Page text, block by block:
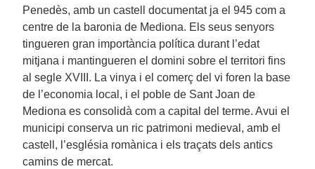
Penedès, amb un castell documentat ja el 945 com a
centre de la baronia de Mediona. Els seus senyors
tingueren gran importància política durant l’edat
mitjana i mantingueren el domini sobre el territori fins
al segle XVIII. La vinya i el comerç del vi foren la base
de l’economia local, i el poble de Sant Joan de
Mediona es consolidà com a capital del terme. Avui el
municipi conserva un ric patrimoni medieval, amb el
castell, l’església romànica i els traçats dels antics
camins de mercat.